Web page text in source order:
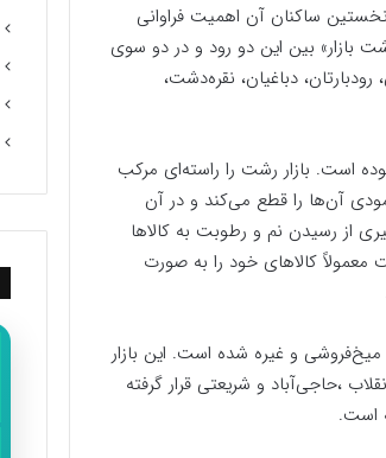
ساکنان آن اهمیت فراوانی
بین این دو رود و در دو سوی
دباغیان، نقره‌دشت،
است. بازار رشت را راسته‌ای مرکب
آن‌ها را قطع می‌کند و در آن
از رسیدن نم و رطوبت به کالاها
کالاهای خود را به صورت
و غیره شده است. این بازار
انقلاب ،حاجی‌آباد و شریعتی قرار گرفته
است.